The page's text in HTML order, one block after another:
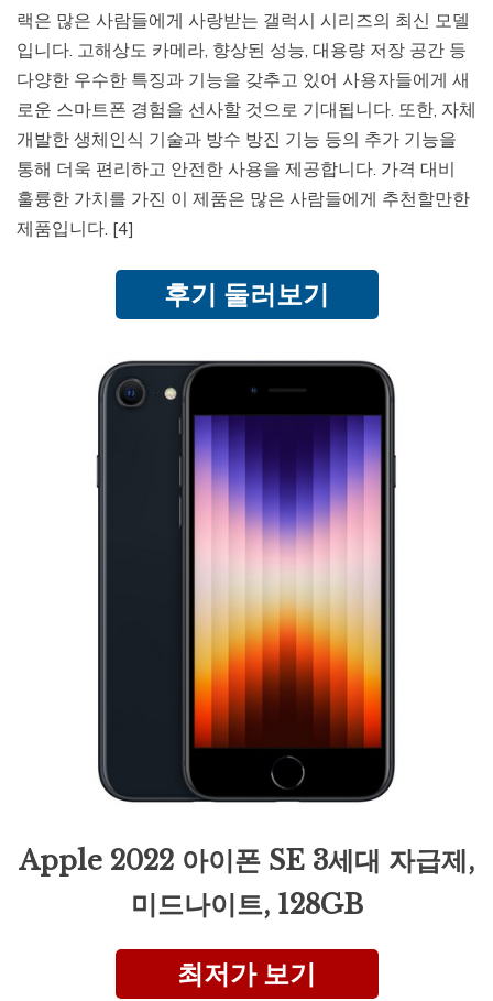
랙은 많은 사람들에게 사랑받는 갤럭시 시리즈의 최신 모델
입니다. 고해상도 카메라, 향상된 성능, 대용량 저장 공간 등
다양한 우수한 특징과 기능을 갖추고 있어 사용자들에게 새
로운 스마트폰 경험을 선사할 것으로 기대됩니다. 또한, 자체
개발한 생체인식 기술과 방수 방진 기능 등의 추가 기능을
통해 더욱 편리하고 안전한 사용을 제공합니다. 가격 대비
훌륭한 가치를 가진 이 제품은 많은 사람들에게 추천할만한
제품입니다. [4]
후기 둘러보기
Apple 2022 아이폰 SE 3세대 자급제,
미드나이트, 128GB
최저가 보기